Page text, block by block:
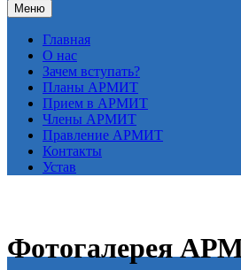
Меню
Главная
О нас
Зачем вступать?
Планы АРМИТ
Прием в АРМИТ
Члены АРМИТ
Правление АРМИТ
Контакты
Устав
Фотогалерея